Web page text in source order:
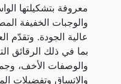
معروفة بتشكيلتها
والوجبات الخفيفة
عالية الجودة. وتقدّم
بما في ذلك الرقائق
والوصفات الأخف،
والاتساق وتفضيلات